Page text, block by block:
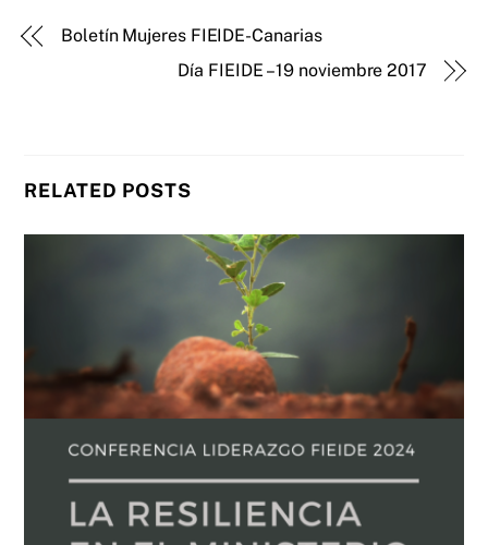
Boletín Mujeres FIEIDE-Canarias
Día FIEIDE – 19 noviembre 2017
RELATED POSTS